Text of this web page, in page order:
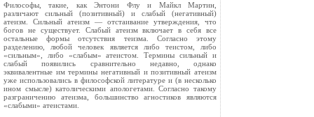
Философы, такие, как Энтони Флу и Майкл Мартин,
различают сильный (позитивный) и слабый (негативный)
атеизм. Сильный атеизм — отстаивание утверждения, что
богов не существует. Слабый атеизм включает в себя все
остальные формы отсутствия теизма. Согласно этому
разделению, любой человек является либо теистом, либо
«сильным», либо «слабым» атеистом. Термины сильный и
слабый появились сравнительно недавно, однако
эквивалентные им термины негативный и позитивный атеизм
уже использовались в философской литературе и (в несколько
ином смысле) католическими апологетами. Согласно такому
разграничению атеизма, большинство агностиков являются
«слабыми» атеистами.